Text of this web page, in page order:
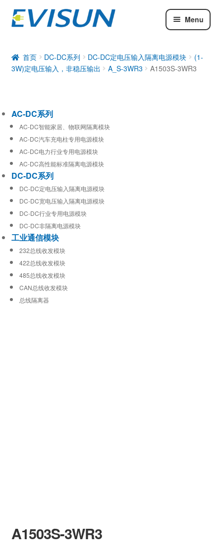
Menu
DC-DC系列
工业通信模块
首页 DC-DC系列 DC-DC定电压输入隔离电源模块
(1-
3W)定电压输入，非稳压输出
A_S-3WR3 A1503S-3WR3
A1503S-3WR3
AC-DC系列
AC-DC智能家居、物联网隔离模块
AC-DC汽车充电柱专用电源模块
AC-DC电力行业专用电源模块
AC-DC高性能标准隔离电源模块
DC-DC系列
DC-DC定电压输入隔离电源模块
DC-DC宽电压输入隔离电源模块
DC-DC行业专用电源模块
DC-DC非隔离电源模块
工业通信模块
232总线收发模块
422总线收发模块
485总线收发模块
CAN总线收发模块
总线隔离器